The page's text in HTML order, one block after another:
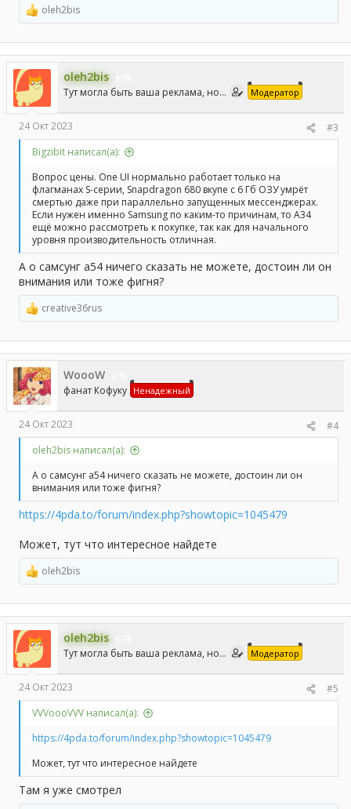
Р
е
а
к
ц
и
и
:
oleh2bis
oleh2bis
Тут могла быть ваша реклама, но... Модератор
24 Окт 2023
#3
Bigzibit написал(а):
Вопрос цены. One UI нормально работает только на
флагманах S-серии, Snapdragon 680 вкупе с 6 Гб ОЗУ умрёт
смертью даже при параллельно запущенных мессенджерах.
Если нужен именно Samsung по каким-то причинам, то А34
ещё можно рассмотреть к покупке, так как для начального
уровня производительность отличная.
А о самсунг а54 ничего сказать не можете, достоин ли он
внимания или тоже фигня?
Р
е
а
к
ц
и
и
:
creative36rus
WoooW
фанат Кофуку Ненадежный
24 Окт 2023
#4
oleh2bis написал(а):
А о самсунг а54 ничего сказать не можете, достоин ли он
внимания или тоже фигня?
https://4pda.to/forum/index.php?showtopic=1045479
Может, тут что интересное найдете
Р
е
а
к
ц
и
и
:
oleh2bis
oleh2bis
Тут могла быть ваша реклама, но... Модератор
24 Окт 2023
#5
VVVoooVVV написал(а):
https://4pda.to/forum/index.php?showtopic=1045479
Может, тут что интересное найдете
Там я уже смотрел